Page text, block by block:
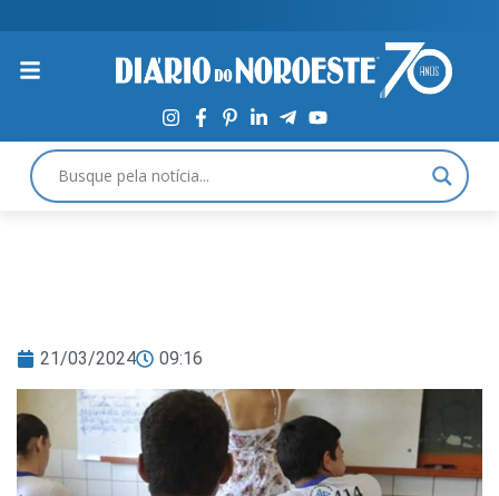
21/03/2024 09:16